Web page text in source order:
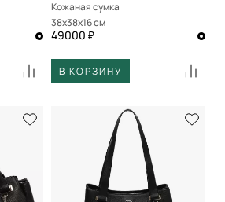
Кожаная сумка
38x38x16 см
49000 ₽
В КОРЗИНУ